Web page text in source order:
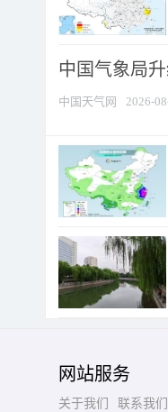
中国气象局
中国天气网 2026-
网站服务
关于我们 联系我们